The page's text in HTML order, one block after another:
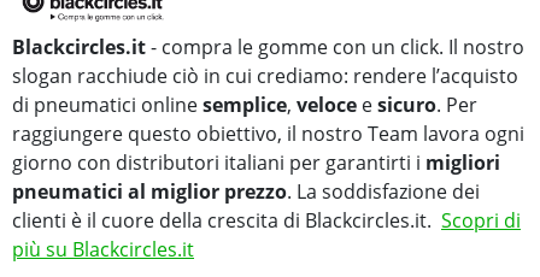
Blackcircles.it- compra le gomme con un click. Il nostro
slogan racchiude ciò in cui crediamo: rendere l’acquisto
di pneumatici onlinesemplice, veloce esicuro. Per
raggiungere questo obiettivo, il nostro Team lavora ogni
giorno con distributori italiani per garantirti i migliori
pneumatici al miglior prezzo. La soddisfazione dei
clienti è il cuore della crescita di Blackcircles.it. Scopri di
più su Blackcircles.it